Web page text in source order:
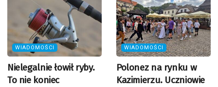
WIADOMOŚCI
Nielegalnie łowił ryby.
To nie koniec
WIADOMOŚCI
Polonez na rynku w
Kazimierzu. Uczniowie